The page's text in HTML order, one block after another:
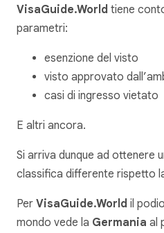
VisaGuide.World tiene
parametri:
esenzione del visto
visto approvato
casi di ingresso vietato
E altri ancora.
Si arriva dunque ad ottenere
classifica differente rispetto
Per VisaGuide.World il
mondo vede la Germania al